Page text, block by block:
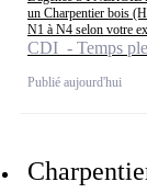
un Charpentier bois
N1 à N4 selon votre
CDI - Temps
Publié aujourd'hui